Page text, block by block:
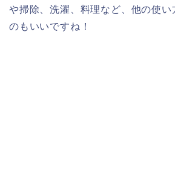
や掃除、洗濯、料理など、他の使い
のもいいですね！